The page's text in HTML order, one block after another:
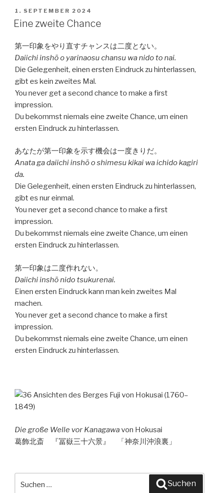
VERÖFFENTLICHT
AM
1. SEPTEMBER 2024
Eine zweite Chance
第一印象をやり直すチャンスは二度とない。
Daiichi inshō o yarinaosu chansu wa nido to nai.
Die Gelegenheit, einen ersten Eindruck zu hinterlassen,
gibt es kein zweites Mal.
You never get a second chance to make a first
impression.
Du bekommst niemals eine zweite Chance, um einen
ersten Eindruck zu hinterlassen.
あなたが第一印象を示す機会は一度きりだ。
Anata ga daiichi inshō o shimesu kikai wa ichido kagiri
da.
Die Gelegenheit, einen ersten Eindruck zu hinterlassen,
gibt es nur einmal.
You never get a second chance to make a first
impression.
Du bekommst niemals eine zweite Chance, um einen
ersten Eindruck zu hinterlassen.
第一印象は二度作れない。
Daiichi inshō nido tsukurenai.
Einen ersten Eindruck kann man kein zweites Mal
machen.
You never get a second chance to make a first
impression.
Du bekommst niemals eine zweite Chance, um einen
ersten Eindruck zu hinterlassen.
Die große Welle vor Kanagawavon Hokusai
葛飾北斎 『冨嶽三十六景』 「神奈川沖浪裏」
Suchen